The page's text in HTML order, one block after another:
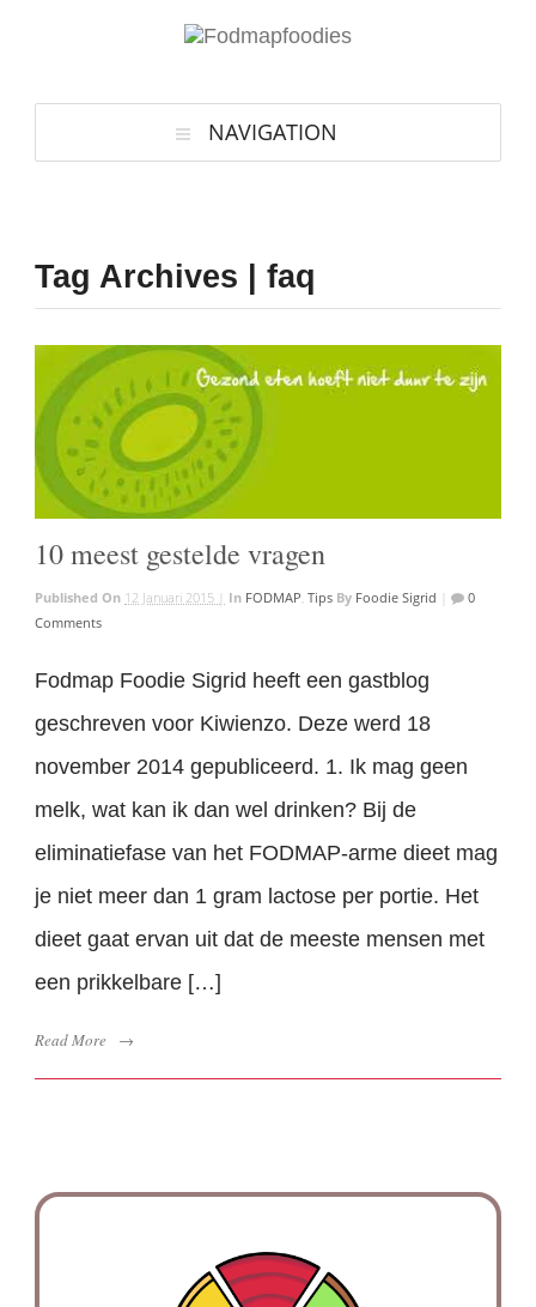
NAVIGATION
Tag Archives | faq
10 meest gestelde vragen
Published On 12 Januari 2015 | In FODMAP ,Tips By Foodie Sigrid
0
Comments
Fodmap Foodie Sigrid heeft een gastblog
geschreven voor Kiwienzo. Deze werd 18
november 2014 gepubliceerd. 1. Ik mag geen
melk, wat kan ik dan wel drinken? Bij de
eliminatiefase van het FODMAP-arme dieet mag
je niet meer dan 1 gram lactose per portie. Het
dieet gaat ervan uit dat de meeste mensen met
een prikkelbare […]
Read More →